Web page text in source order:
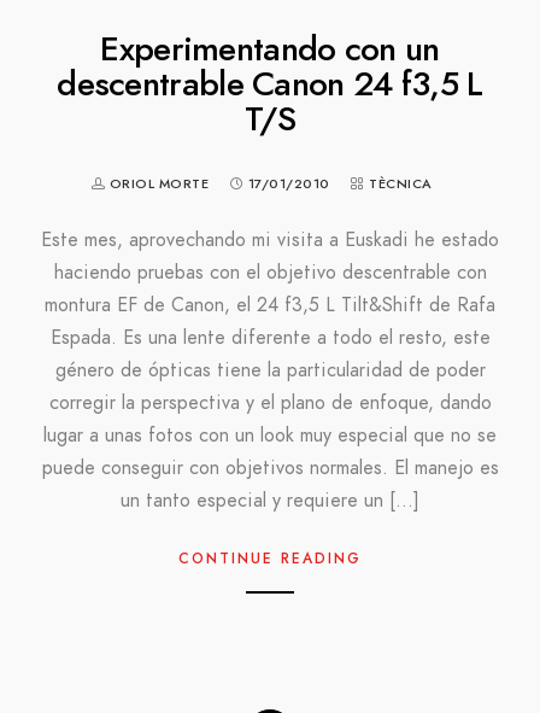
Experimentando con un
descentrable Canon 24 f3,5 L
T/S
ORIOL MORTE 17/01/2010 TÈCNICA
Este mes, aprovechando mi visita a Euskadi he estado
haciendo pruebas con el objetivo descentrable con
montura EF de Canon, el 24 f3,5 L Tilt&Shift de Rafa
Espada. Es una lente diferente a todo el resto, este
género de ópticas tiene la particularidad de poder
corregir la perspectiva y el plano de enfoque, dando
lugar a unas fotos con un look muy especial que no se
puede conseguir con objetivos normales. El manejo es
un tanto especial y requiere un […]
CONTINUE READING